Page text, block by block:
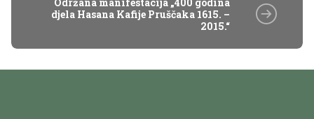
djela Hasana Kafije Pruščaka 1615. –
2015.“